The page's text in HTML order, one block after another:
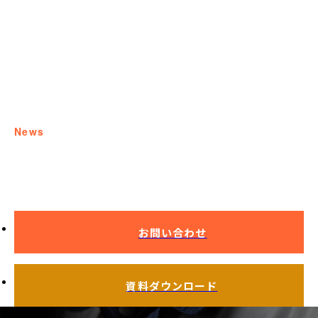
news
お問い合わせ
資料ダウンロード